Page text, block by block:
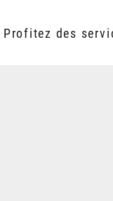
Profitez des